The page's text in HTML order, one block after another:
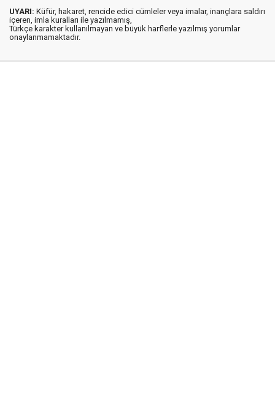
UYARI: Küfür, hakaret, rencide edici cümleler veya imalar, inançlara saldırı
içeren, imla kuralları ile yazılmamış,
Türkçe karakter kullanılmayan ve büyük harflerle yazılmış yorumlar
onaylanmamaktadır.